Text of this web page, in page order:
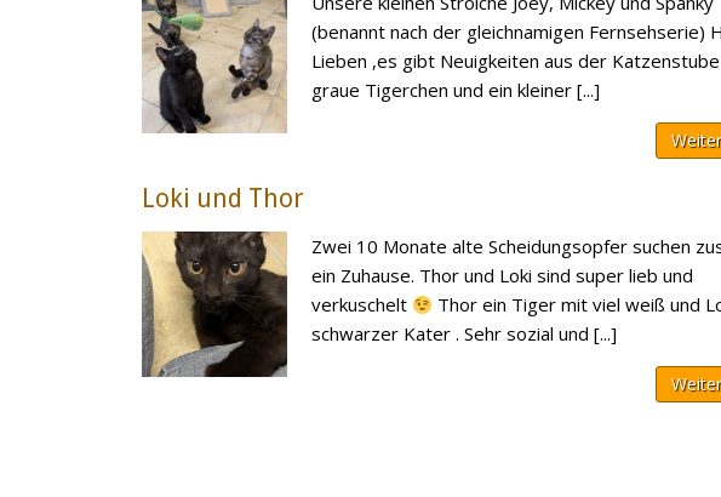
(benannt nach der gleichnamigen Fernsehserie)
Lieben ,es gibt Neuigkeiten aus der
graue Tigerchen und ein kleiner [...]
Loki und Thor
Zwei 10 Monate alte Scheidungsopfer suchen
ein Zuhause. Thor und Loki sind super lieb und
verkuschelt
Thor ein Tiger mit viel weiß und
schwarzer Kater . Sehr sozial und [...]